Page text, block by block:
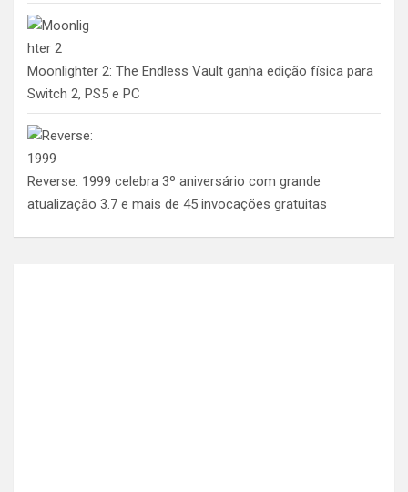
Moonlighter 2: The Endless Vault ganha edição física para
Switch 2, PS5 e PC
Reverse: 1999 celebra 3º aniversário com grande
atualização 3.7 e mais de 45 invocações gratuitas